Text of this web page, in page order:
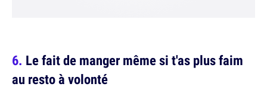
Le fait de manger même si t'as plus faim
au resto à volonté